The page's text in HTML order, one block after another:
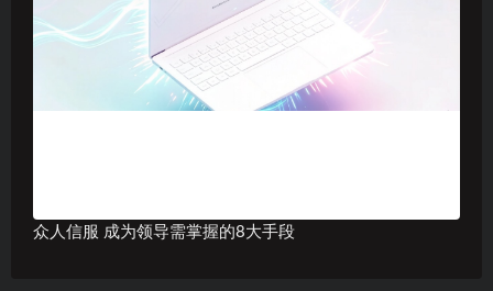
众人信服 成为领导需掌握的8大手段